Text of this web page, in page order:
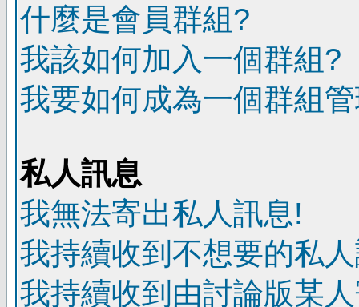
什麼是會員群組?
我該如何加入一個群組?
我要如何成為一個群組
私人訊息
我無法寄出私人訊息!
我持續收到不想要的私
我持續收到由討論版某